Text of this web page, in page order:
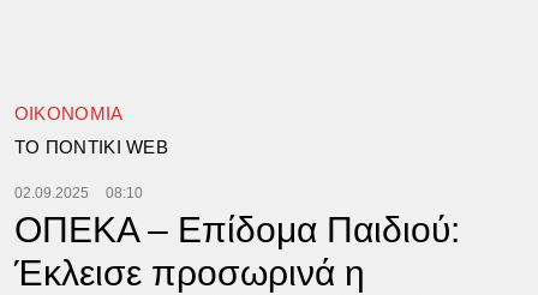
ΟΙΚΟΝΟΜΙΑ
TΟ ΠΟΝΤΙΚΙ WEB
02.09.2025 08:10
ΟΠΕΚΑ – Επίδομα Παιδιού:
Έκλεισε προσωρινά η